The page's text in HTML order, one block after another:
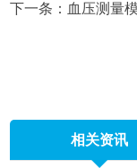
血压测量
相关资讯